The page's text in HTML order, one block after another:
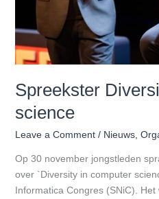
Spreekster
science
Leave a Comment / Nieuws,
Op 30 november jongstleden
over `Diversity in computer
Informatica Congres (SNiC).